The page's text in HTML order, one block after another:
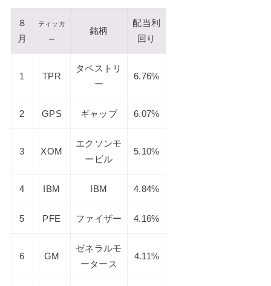
８
月
ティッカ
ー
銘柄
配当利
回り
1 TPR
タペストリ
ー
6.76%
2 GPS ギャップ 6.07%
3 XOM
エクソンモ
ービル
5.10%
4 IBM IBM 4.84%
5 PFE ファイザー 4.16%
6 GM
ゼネラルモ
ータース
4.11%